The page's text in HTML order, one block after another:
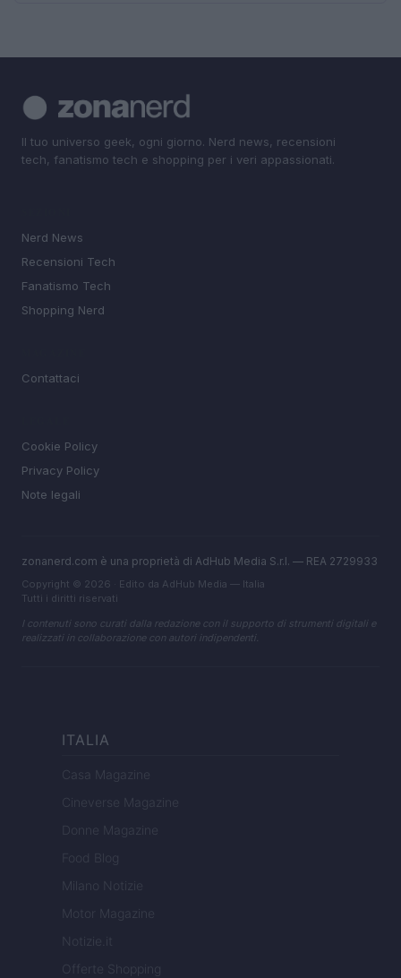
Il tuo universo geek, ogni giorno. Nerd news, recensioni
tech, fanatismo tech e shopping per i veri appassionati.
Nerd News
Recensioni Tech
Fanatismo Tech
Shopping Nerd
Contattaci
Cookie Policy
Privacy Policy
Note legali
zonanerd.com è una proprietà di AdHub Media S.r.l. — REA 2729933
Copyright © 2026 · Edito da AdHub Media — Italia
Tutti i diritti riservati
I contenuti sono curati dalla redazione con il supporto di strumenti digitali e
realizzati in collaborazione con autori indipendenti.
ITALIA
Casa Magazine
Cineverse Magazine
Donne Magazine
Food Blog
Milano Notizie
Motor Magazine
Notizie.it
Offerte Shopping